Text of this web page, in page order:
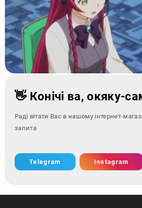
👋 Конічі ва, окяку-
Раді вітати Вас в нашому інтернет-
запитання - зверні
Telegram Instagram